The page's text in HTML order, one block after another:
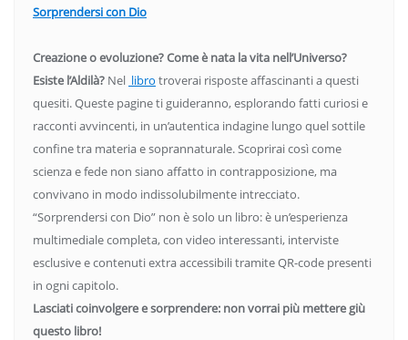
Sorprendersi con Dio
Creazione o evoluzione? Come è nata la vita nell’Universo?
Esiste l’Aldilà? Nel libro troverai risposte affascinanti a questi
quesiti. Queste pagine ti guideranno, esplorando fatti curiosi e
racconti avvincenti, in un’autentica indagine lungo quel sottile
confine tra materia e soprannaturale. Scoprirai così come
scienza e fede non siano affatto in contrapposizione, ma
convivano in modo indissolubilmente intrecciato.
“Sorprendersi con Dio” non è solo un libro: è un’esperienza
multimediale completa, con video interessanti, interviste
esclusive e contenuti extra accessibili tramite QR-code presenti
in ogni capitolo.
Lasciati coinvolgere e sorprendere: non vorrai più mettere giù
questo libro!